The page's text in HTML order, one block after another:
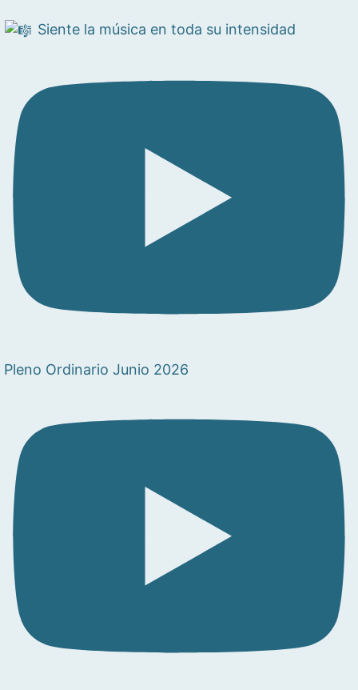
Siente la música en toda su intensidad
Pleno Ordinario Junio 2026